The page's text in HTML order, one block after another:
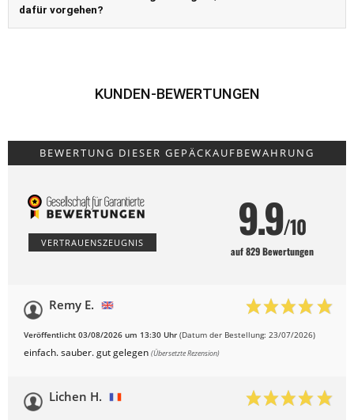
dafür vorgehen?
KUNDEN-BEWERTUNGEN
BEWERTUNG DIESER GEPÄCKAUFBEWAHRUNG
VERTRAUENSZEUGNIS 9.9/10
auf 829 Bewertungen
Remy E.
Veröffentlicht 03/08/2026 um 13:30 Uhr (Datum der Bestellung: 23/07/2026)
einfach. sauber. gut gelegen (Übersetzte Rezension)
Lichen H.